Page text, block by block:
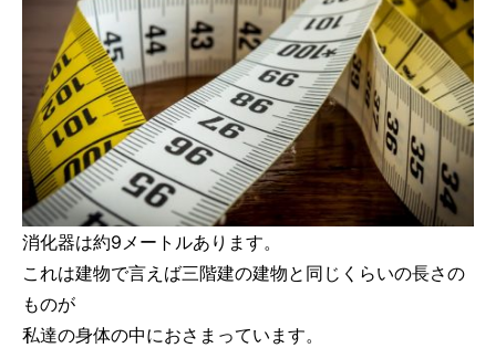
消化器は約9メートルあります。
これは建物で言えば三階建の建物と同じくらいの長さの
ものが
私達の身体の中におさまっています。